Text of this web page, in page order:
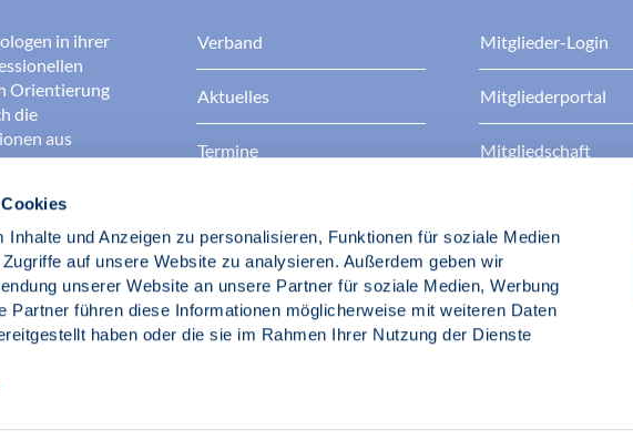
Inhalte und Anzeigen zu personalisieren, Funktionen für soziale Medien
auf unsere Website zu analysieren. Außerdem geben wir
unserer Website an unsere Partner für soziale Medien, Werbung
Partner führen diese Informationen möglicherweise mit weiteren Daten
haben oder die sie im Rahmen Ihrer Nutzung der Dienste
in ihrer
Orientierung
die
aus
dafür, dass
Ansehen aller
und
Gesellschaft.
Verband
Aktuelles
Termine
Berufsethik
Fach- und Berufspolitik
Mitglieder-Login
Mitgliederportal
Mitgliedschaft
BDP Zertifizierungen